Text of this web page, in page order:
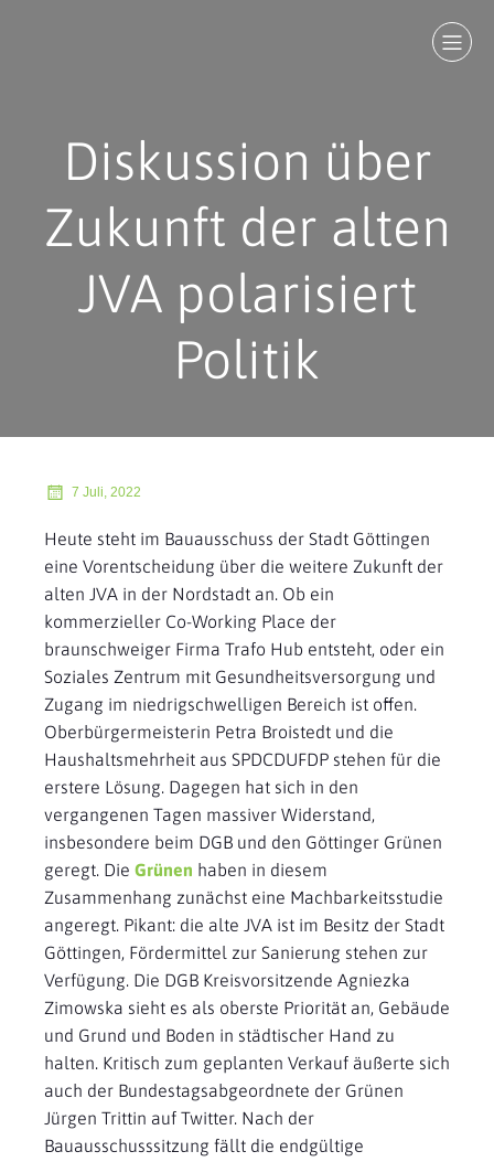
Diskussion über
Zukunft der alten
JVA polarisiert
Politik
7 Juli, 2022
Heute steht im Bauausschuss der Stadt Göttingen
eine Vorentscheidung über die weitere Zukunft der
alten JVA in der Nordstadt an. Ob ein
kommerzieller Co-Working Place der
braunschweiger Firma Trafo Hub entsteht, oder ein
Soziales Zentrum mit Gesundheitsversorgung und
Zugang im niedrigschwelligen Bereich ist offen.
Oberbürgermeisterin Petra Broistedt und die
Haushaltsmehrheit aus SPDCDUFDP stehen für die
erstere Lösung. Dagegen hat sich in den
vergangenen Tagen massiver Widerstand,
insbesondere beim DGB und den Göttinger Grünen
geregt. Die Grünen haben in diesem
Zusammenhang zunächst eine Machbarkeitsstudie
angeregt. Pikant: die alte JVA ist im Besitz der Stadt
Göttingen, Fördermittel zur Sanierung stehen zur
Verfügung. Die DGB Kreisvorsitzende Agniezka
Zimowska sieht es als oberste Priorität an, Gebäude
und Grund und Boden in städtischer Hand zu
halten. Kritisch zum geplanten Verkauf äußerte sich
auch der Bundestagsabgeordnete der Grünen
Jürgen Trittin auf Twitter. Nach der
Bauausschusssitzung fällt die endgültige